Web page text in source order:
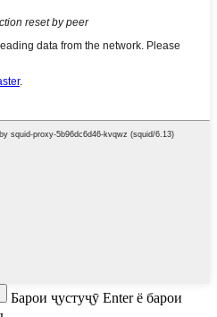
Барои ҷустуҷӯ Enter ё барои